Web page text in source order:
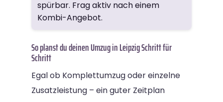
spürbar. Frag aktiv nach einem
Kombi-Angebot.
So planst du deinen Umzug in Leipzig Schritt für
Schritt
Egal ob Komplettumzug oder einzelne
Zusatzleistung – ein guter Zeitplan